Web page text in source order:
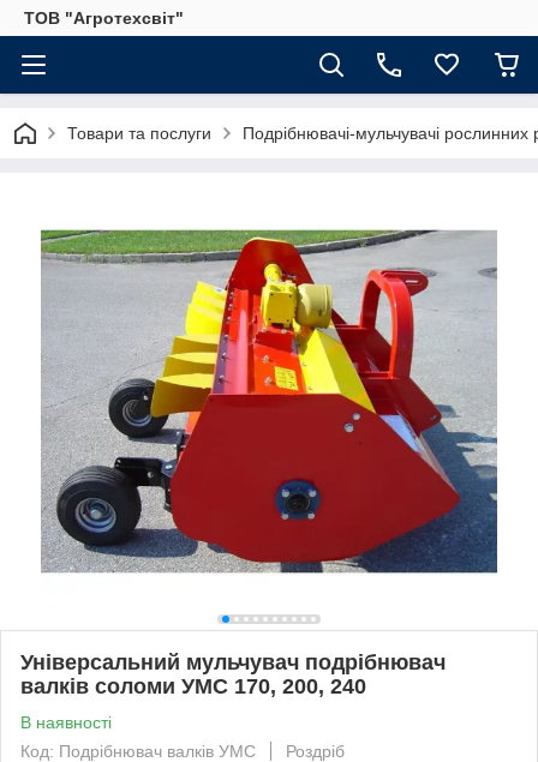
ТОВ "Агротехсвіт"
Товари та послуги Подрібнювачі-мульчувачі рослинних
Універсальний мульчувач подрібнювач
валків соломи УMС 170, 200, 240
В наявності
Код: Подрібнювач валків УМС
Роздріб